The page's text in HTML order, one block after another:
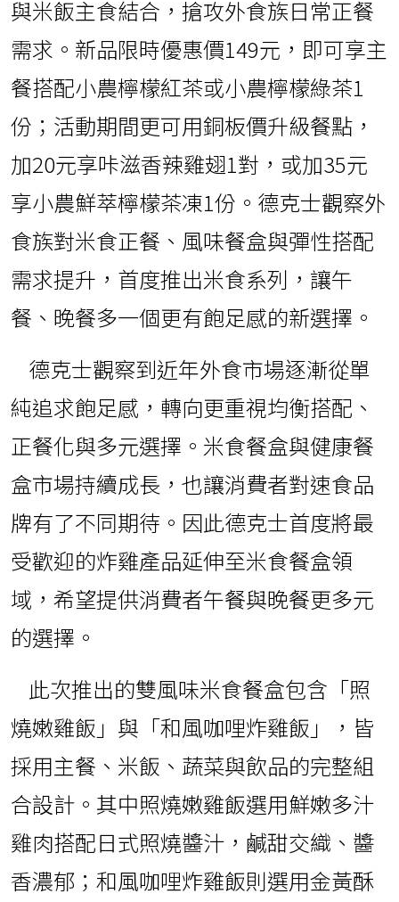
與米飯主食結合，搶攻外食族日常正餐
需求。新品限時優惠價149元，即可享主
餐搭配小農檸檬紅茶或小農檸檬綠茶1
份；活動期間更可用銅板價升級餐點，
加20元享咔滋香辣雞翅1對，或加35元
享小農鮮萃檸檬茶凍1份。德克士觀察外
食族對米食正餐、風味餐盒與彈性搭配
需求提升，首度推出米食系列，讓午
餐、晚餐多一個更有飽足感的新選擇。
德克士觀察到近年外食市場逐漸從單
純追求飽足感，轉向更重視均衡搭配、
正餐化與多元選擇。米食餐盒與健康餐
盒市場持續成長，也讓消費者對速食品
牌有了不同期待。因此德克士首度將最
受歡迎的炸雞產品延伸至米食餐盒領
域，希望提供消費者午餐與晚餐更多元
的選擇。
此次推出的雙風味米食餐盒包含「照
燒嫩雞飯」與「和風咖哩炸雞飯」，皆
採用主餐、米飯、蔬菜與飲品的完整組
合設計。其中照燒嫩雞飯選用鮮嫩多汁
雞肉搭配日式照燒醬汁，鹹甜交織、醬
香濃郁；和風咖哩炸雞飯則選用金黃酥